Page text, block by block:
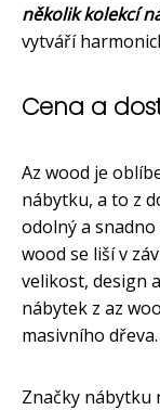
několik kolekcí
vytváří
Cena a
Az wood je
nábytku, a to z
odolný a snadno
wood se liší v
velikost, design
nábytek z az
masivního dřeva.
Značky nábytku